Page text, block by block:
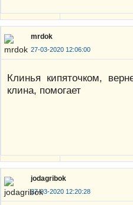
mrdok
27-03-2020 12:06:00
Клинья кипяточком,
клина, помогает
jodagribok
27-03-2020 12:20:28